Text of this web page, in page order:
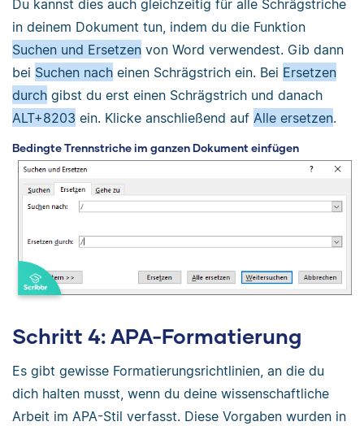
Du kannst dies auch gleichzeitig für alle Schrägstriche
in deinem Dokument tun, indem du die Funktion
Suchen und Ersetzen von Word verwendest. Gib dann
bei Suchen nach einen Schrägstrich ein. Bei Ersetzen
durch gibst du erst einen Schrägstrich und danach
ALT+8203 ein. Klicke anschließend auf Alle ersetzen.
Bedingte Trennstriche im ganzen Dokument einfügen
Schritt 4: APA-Formatierung
Es gibt gewisse Formatierungsrichtlinien, an die du
dich halten musst, wenn du deine wissenschaftliche
Arbeit im APA-Stil verfasst. Diese Vorgaben wurden in